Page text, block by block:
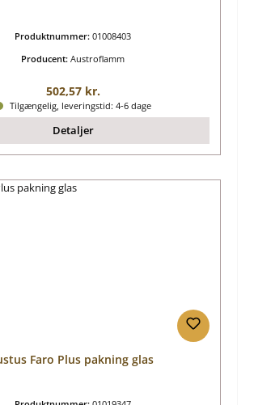
Produktnummer: 01008403
Producent: Austroflamm
Almindelig pris:
502,57 kr.
Tilgængelig, leveringstid: 4-6 dage
Detaljer
Faro Plus pakning glas